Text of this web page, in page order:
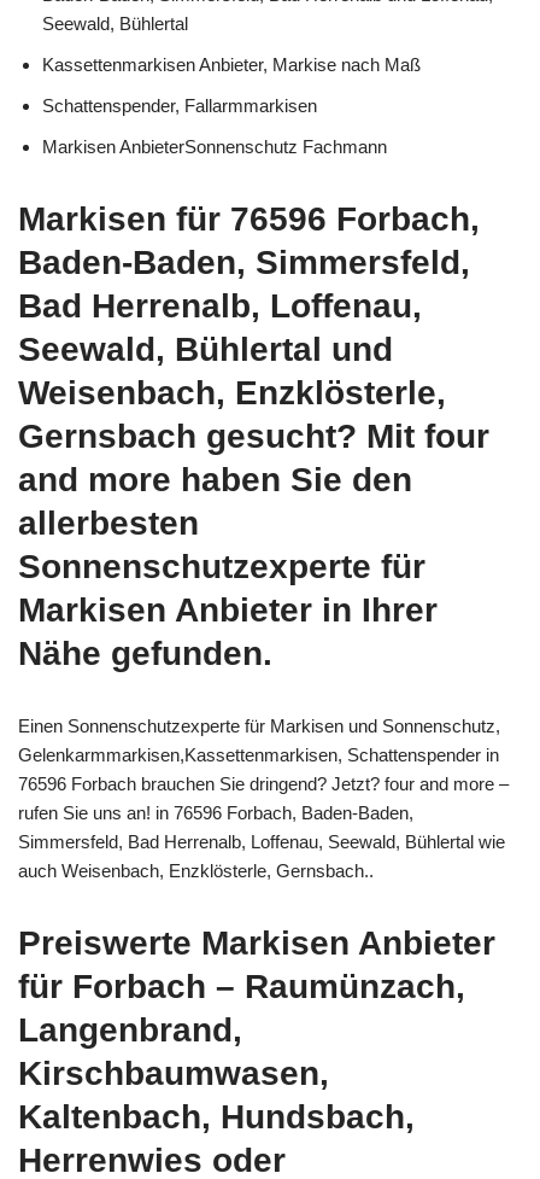
Seewald, Bühlertal
Kassettenmarkisen Anbieter, Markise nach Maß
Schattenspender, Fallarmmarkisen
Markisen AnbieterSonnenschutz Fachmann
Markisen für 76596 Forbach,
Baden-Baden, Simmersfeld,
Bad Herrenalb, Loffenau,
Seewald, Bühlertal und
Weisenbach, Enzklösterle,
Gernsbach gesucht? Mit four
and more haben Sie den
allerbesten
Sonnenschutzexperte für
Markisen Anbieter in Ihrer
Nähe gefunden.
Einen Sonnenschutzexperte für Markisen und Sonnenschutz,
Gelenkarmmarkisen,Kassettenmarkisen, Schattenspender in
76596 Forbach brauchen Sie dringend? Jetzt? four and more –
rufen Sie uns an! in 76596 Forbach, Baden-Baden,
Simmersfeld, Bad Herrenalb, Loffenau, Seewald, Bühlertal wie
auch Weisenbach, Enzklösterle, Gernsbach..
Preiswerte Markisen Anbieter
für Forbach – Raumünzach,
Langenbrand,
Kirschbaumwasen,
Kaltenbach, Hundsbach,
Herrenwies oder